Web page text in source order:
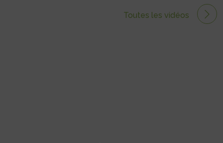
Toutes les vidéos